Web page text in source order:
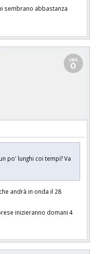
sembrano abbastanza
po' lunghi coi tempi? Va
andrà in onda il 28
inizieranno domani 4